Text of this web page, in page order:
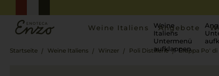
Weine Italiens
Weine
Italiens
Untermenü
aufklappen
Angebote
Startseite Weine Italiens Winzer Poli Distillerie Grappa Po'